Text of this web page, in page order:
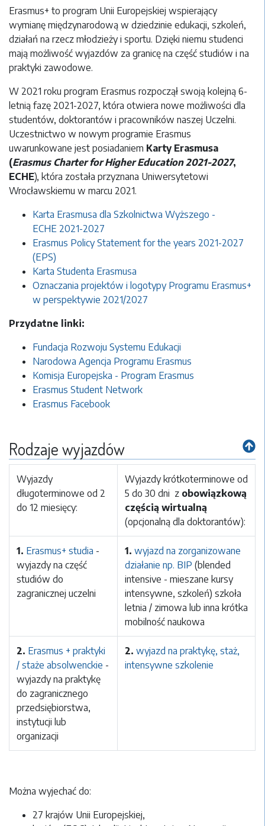
Erasmus+ to program Unii Europejskiej wspierający
wymianę międzynarodową w dziedzinie edukacji, szkoleń,
działań na rzecz młodzieży i sportu. Dzięki niemu studenci
mają możliwość wyjazdów za granicę na część studiów i na
praktyki zawodowe.
W 2021 roku program Erasmus rozpoczął swoją kolejną 6-
letnią fazę 2021-2027, która otwiera nowe możliwości dla
studentów, doktorantów i pracowników naszej Uczelni.
Uczestnictwo w nowym programie Erasmus
uwarunkowane jest posiadaniem Karty Erasmusa
(Erasmus Charter for Higher Education 2021-2027,
ECHE), która została przyznana Uniwersytetowi
Wrocławskiemu w marcu 2021.
Karta Erasmusa dla Szkolnictwa Wyższego -
ECHE 2021-2027
Erasmus Policy Statement for the years 2021-2027
(EPS)
Karta Studenta Erasmusa
Oznaczania projektów i logotypy Programu Erasmus+
w perspektywie 2021/2027
Przydatne linki:
Fundacja Rozwoju Systemu Edukacji
Narodowa Agencja Programu Erasmus
Komisja Europejska - Program Erasmus
Erasmus Student Network
Erasmus Facebook
Rodzaje wyjazdów
Wyjazdy
długoterminowe od 2
do 12 miesięcy:
Wyjazdy krótkoterminowe od
5 do 30 dni z obowiązkową
częścią wirtualną
(opcjonalną dla doktorantów):
1. Erasmus+ studia -
wyjazdy na część
studiów do
zagranicznej uczelni
1. wyjazd na zorganizowane
działanie np. BIP (blended
intensive - mieszane kursy
intensywne, szkoleń) szkoła
letnia / zimowa lub inna krótka
mobilność naukowa
2. Erasmus + praktyki
/ staże absolwenckie -
wyjazdy na praktykę
do zagranicznego
przedsiębiorstwa,
instytucji lub
organizacji
2. wyjazd na praktykę, staż,
intensywne szkolenie
Można wyjechać do:
27 krajów Unii Europejskiej,